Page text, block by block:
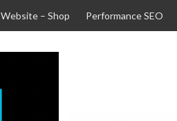
Website – Shop Performance SEO